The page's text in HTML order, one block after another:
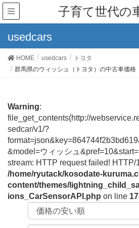
子育て世代の
usedcars
HOME usedcars
トヨタ
群馬県のウィッシュ（トヨタ）の中古車価格
Warning:
file_get_contents(http://
sedcar/v1/?
&model=ウィッシュ
stream: HTTP request failed! HTTP/
/home/ryutack/kosodate-
content/themes/
ions_CarSensorAPI.php on line